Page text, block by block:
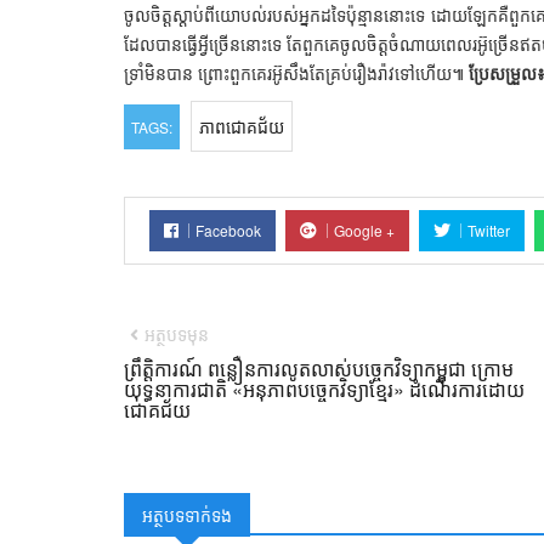
ចូលចិត្តស្ដាប់ពីយោបល់របស់អ្នកដទៃប៉ុន្មាននោះទេ ដោយឡែកគឺពួកគេចូល
ដែលបានធ្វើអ្វីច្រើននោះទេ តែពួកគេចូលចិត្តចំណាយពេលរអ៊ូច្រើនឥ
ទ្រាំមិនបាន ព្រោះពួកគេរអ៊ូសឹងតែគ្រប់រឿងរ៉ាវទៅហើយ៕ ប្រែសម្រួល
TAGS: ភាពជោគជ័យ
Facebook Google + Twitter
អត្ថបទមុន
ព្រឹត្តិការណ៍ ពន្លឿនការលូតលាស់បច្ចេកវិទ្យាកម្ពុជា ក្រោម
យុទ្ធនាការជាតិ «អនុភាពបច្ចេកវិទ្យាខ្មែរ» ដំណើរការដោយ
ជោគជ័យ
អត្ថបទទាក់ទង